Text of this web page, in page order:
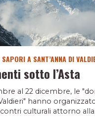
A SANT’ANNA DI
sotto l’Asta
al 22 dicembre, le
hanno
culturali attorno alla